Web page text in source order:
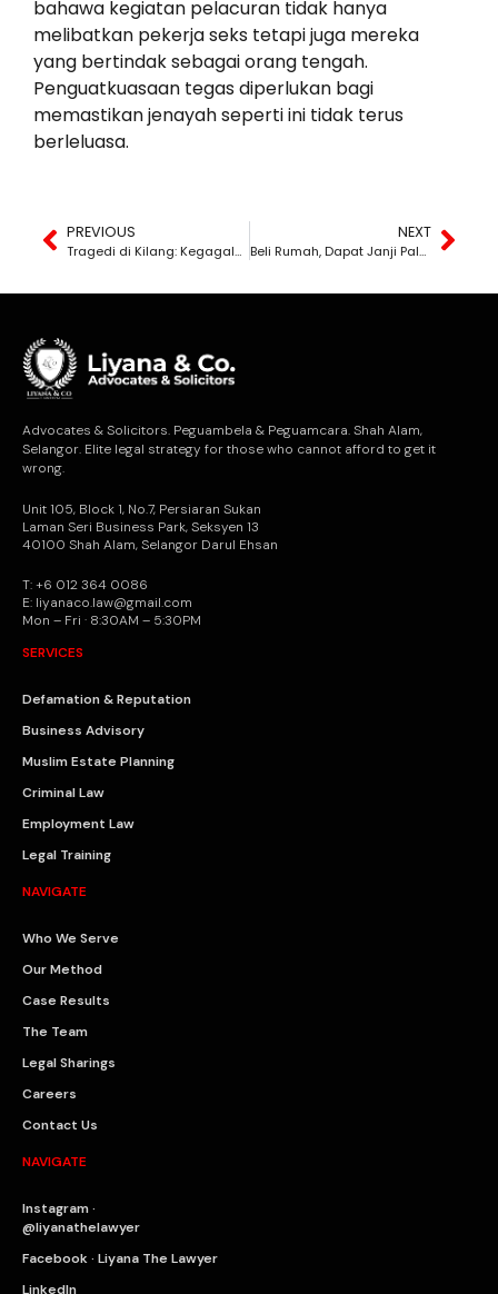
bahawa kegiatan pelacuran tidak hanya
melibatkan pekerja seks tetapi juga mereka
yang bertindak sebagai orang tengah.
Penguatkuasaan tegas diperlukan bagi
memastikan jenayah seperti ini tidak terus
berleluasa.
PREVIOUS
Tragedi di Kilang: Kegagalan Keselamatan Tempat Kerja Membawa Padah
NEXT
Beli Rumah, Dapat Janji Palsu
Advocates & Solicitors. Peguambela & Peguamcara. Shah Alam,
Selangor. Elite legal strategy for those who cannot afford to get it
wrong.
Unit 105, Block 1, No.7, Persiaran Sukan
Laman Seri Business Park, Seksyen 13
40100 Shah Alam, Selangor Darul Ehsan
T: +6 012 364 0086
E: liyanaco.law@gmail.com
Mon – Fri · 8:30AM – 5:30PM
SERVICES
Defamation & Reputation
Business Advisory
Muslim Estate Planning
Criminal Law
Employment Law
Legal Training
NAVIGATE
Who We Serve
Our Method
Case Results
The Team
Legal Sharings
Careers
Contact Us
NAVIGATE
Instagram ·
@liyanathelawyer
Facebook · Liyana The Lawyer
LinkedIn